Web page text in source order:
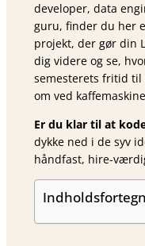
developer, data
guru, finder du her
projekt, der gør din
dig videre og se,
semesterets fritid
om ved
Er du klar til at
dykke ned i de syv
håndfast, hire-